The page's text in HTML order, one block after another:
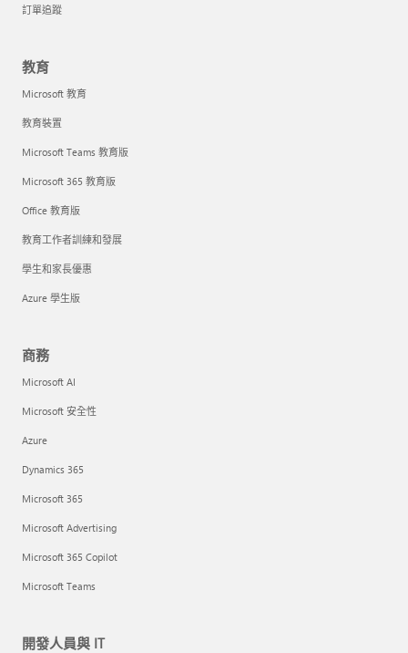
訂單追蹤
教育
Microsoft 教育
教育裝置
Microsoft Teams 教育版
Microsoft 365 教育版
Office 教育版
教育工作者訓練和發展
學生和家長優惠
Azure 學生版
商務
Microsoft AI
Microsoft 安全性
Azure
Dynamics 365
Microsoft 365
Microsoft Advertising
Microsoft 365 Copilot
Microsoft Teams
開發人員與 IT